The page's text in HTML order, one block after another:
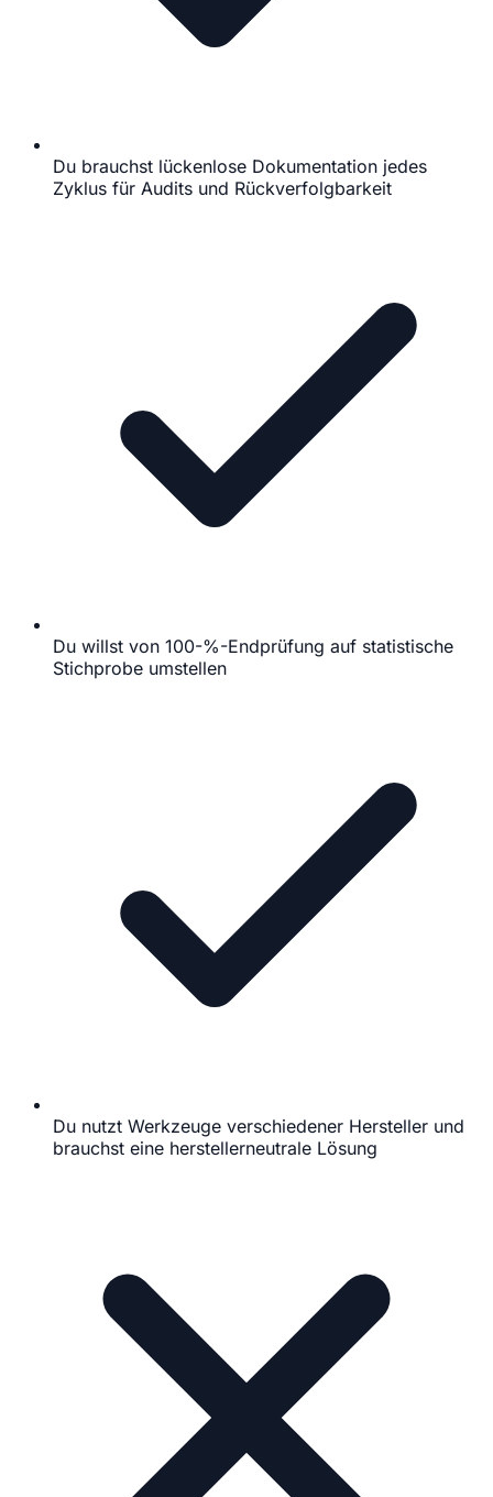
Du brauchst lückenlose Dokumentation jedes
Zyklus für Audits und Rückverfolgbarkeit
Du willst von 100-%-Endprüfung auf statistische
Stichprobe umstellen
Du nutzt Werkzeuge verschiedener Hersteller und
brauchst eine herstellerneutrale Lösung